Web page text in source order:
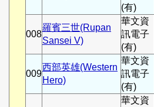
(有)
008
羅賓三世(Rupan
Sansei V)
華文資
訊電子
(有)
009
西部英雄(Western
Hero)
華文資
訊電子
(有)
華文資